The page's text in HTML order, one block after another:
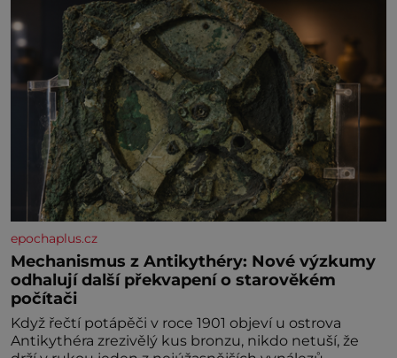
epochaplus.cz
Mechanismus z Antikythéry: Nové výzkumy
odhalují další překvapení o starověkém
počítači
Když řečtí potápěči v roce 1901 objeví u ostrova
Antikythéra zrezivělý kus bronzu, nikdo netuší, že